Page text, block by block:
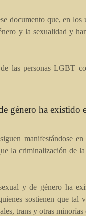
documento que, en
y la sexualidad y
las personas LGBT
género ha
manifestándose
la criminalización de
y de género ha
sostienen que tal
trans y otras minorías